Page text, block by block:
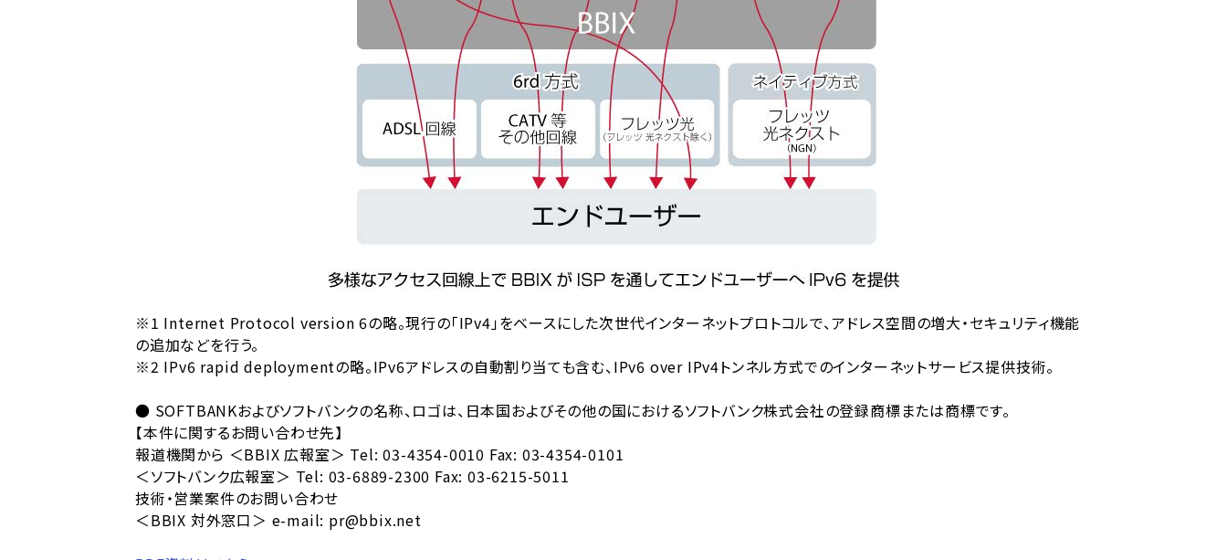
※1 Internet Protocol version 6の略。現行の「IPv4」をベースにした次世代インターネットプロトコルで、アドレス空間の増大・セキュリティ機能
の追加などを行う。
※2 IPv6 rapid deploymentの略。IPv6アドレスの自動割り当ても含む、IPv6 over IPv4トンネル方式でのインターネットサービス提供技術。
● SOFTBANKおよびソフトバンクの名称、ロゴは、日本国およびその他の国におけるソフトバンク株式会社の登録商標または商標です。
【本件に関するお問い合わせ先】
報道機関から ＜BBIX 広報室＞ Tel: 03-4354-0010 Fax: 03-4354-0101
＜ソフトバンク広報室＞ Tel: 03-6889-2300 Fax: 03-6215-5011
技術・営業案件のお問い合わせ
＜BBIX 対外窓口＞ e-mail: pr@bbix.net